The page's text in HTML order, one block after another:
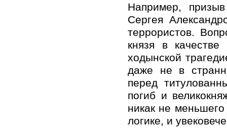
Например,
Сергея
террористов.
князя в качестве
ходынской
даже не в
перед
погиб и
никак не
логике, и